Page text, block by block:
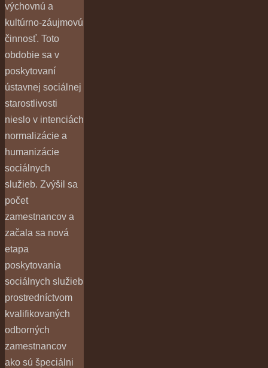
výchovnú a
kultúrno-záujmovú
činnosť. Toto
obdobie sa v
poskytovaní
ústavnej sociálnej
starostlivosti
nieslo v intenciách
normalizácie a
humanizácie
sociálnych
služieb. Zvýšil sa
počet
zamestnancov a
začala sa nová
etapa
poskytovania
sociálnych služieb
prostredníctvom
kvalifikovaných
odborných
zamestnancov
ako sú špeciálni